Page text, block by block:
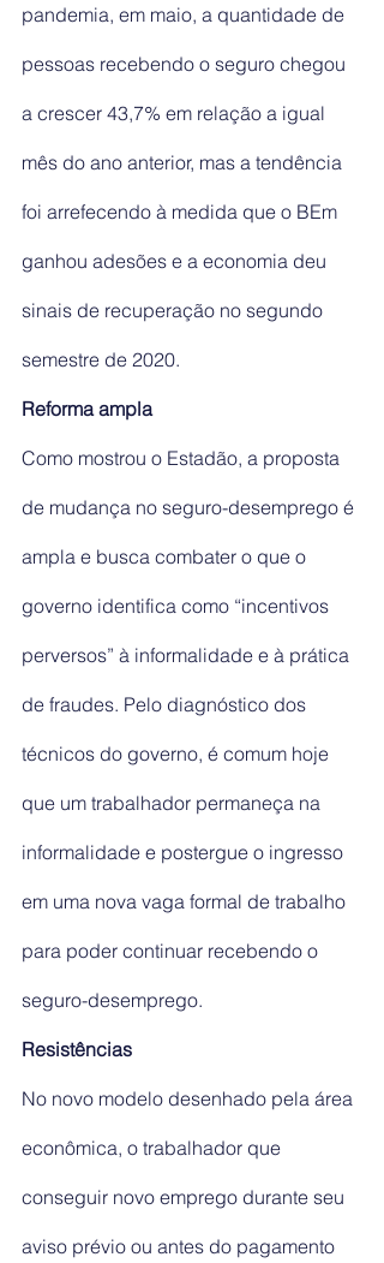
pandemia, em maio, a quantidade de
pessoas recebendo o seguro chegou
a crescer 43,7% em relação a igual
mês do ano anterior, mas a tendência
foi arrefecendo à medida que o BEm
ganhou adesões e a economia deu
sinais de recuperação no segundo
semestre de 2020.
Reforma ampla
Como mostrou o Estadão, a proposta
de mudança no seguro-desemprego é
ampla e busca combater o que o
governo identifica como “incentivos
perversos” à informalidade e à prática
de fraudes. Pelo diagnóstico dos
técnicos do governo, é comum hoje
que um trabalhador permaneça na
informalidade e postergue o ingresso
em uma nova vaga formal de trabalho
para poder continuar recebendo o
seguro-desemprego.
Resistências
No novo modelo desenhado pela área
econômica, o trabalhador que
conseguir novo emprego durante seu
aviso prévio ou antes do pagamento